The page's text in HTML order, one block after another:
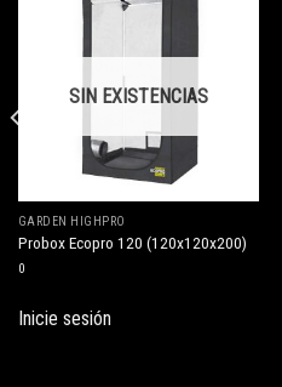
SIN EXISTENCIAS
GARDEN HIGHPRO
Probox Ecopro 120 (120x120x200)
0
Inicie sesión